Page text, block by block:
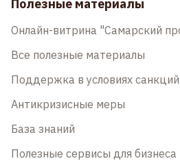
Полезные материалы
Онлайн-витрина "Самарский
Все полезные материалы
Поддержка в условиях санкций
Антикризисные меры
База знаний
Полезные сервисы для бизнеса